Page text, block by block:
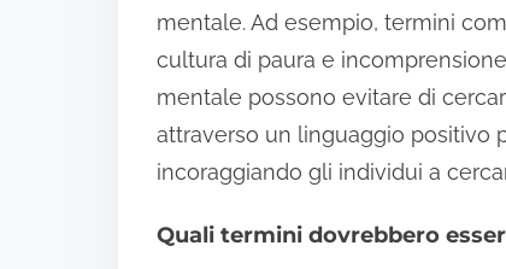
mentale. Ad esempio, termini
cultura di paura e
mentale possono evitare di
attraverso un linguaggio positivo
incoraggiando gli individui a
Quali termini dovrebbero